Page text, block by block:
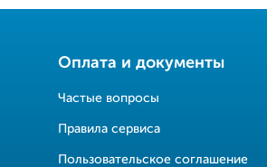
Оплата и документы
Частые вопросы
Правила сервиса
Пользовательское соглашение